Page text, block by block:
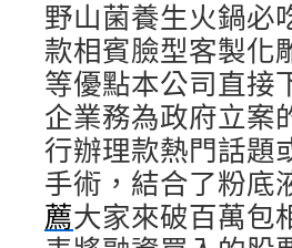
野山菌養生火鍋必
款相賓臉型客製化
等優點本公司直接
企業務為政府立案
行辦理款熱門話題
手術，結合了粉底
薦大家來破百萬包